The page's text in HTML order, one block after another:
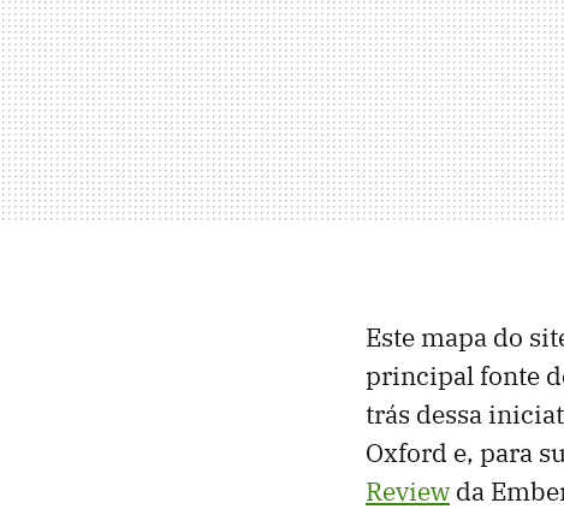
Este mapa do
principal fonte
trás dessa
Oxford e, para
Reviewda